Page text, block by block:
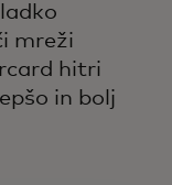
mreži
hitri
in bolj